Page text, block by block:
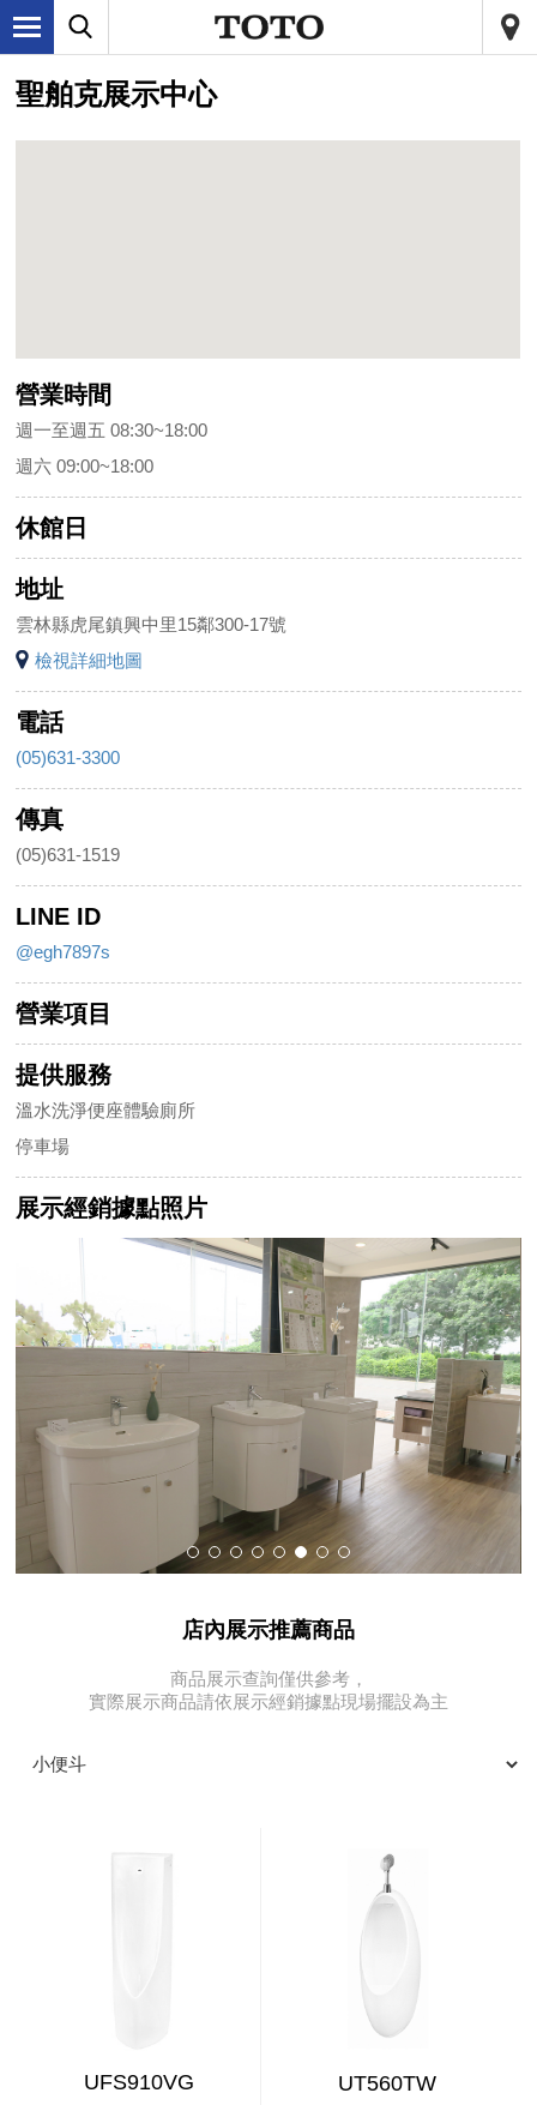
聖舶克展示中心
營業時間
週一至週五 08:30~18:00
週六 09:00~18:00
休館日
地址
雲林縣虎尾鎮興中里15鄰300-17號
檢視詳細地圖
電話
(05)631-3300
傳真
(05)631-1519
LINE ID
@egh7897s
營業項目
提供服務
溫水洗淨便座體驗廁所
停車場
展示經銷據點照片
店內展示推薦商品
商品展示查詢僅供參考，
實際展示商品請依展示經銷據點現場擺設為主
UFS910VG UT560TW